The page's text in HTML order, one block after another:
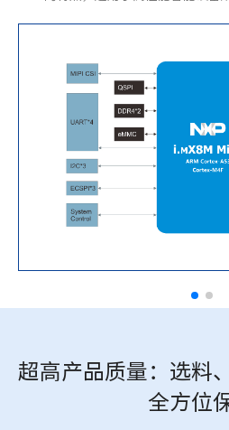
超高产品质量：选料
全方位